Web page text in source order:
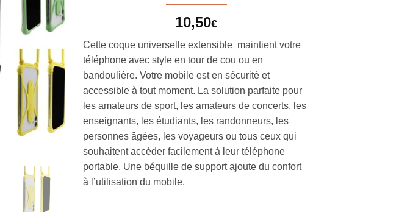
10,50€
Cette coque universelle extensible maintient votre
téléphone avec style en tour de cou ou en
bandoulière. Votre mobile est en sécurité et
accessible à tout moment. La solution parfaite pour
les amateurs de sport, les amateurs de concerts, les
enseignants, les étudiants, les randonneurs, les
personnes âgées, les voyageurs ou tous ceux qui
souhaitent accéder facilement à leur téléphone
portable. Une béquille de support ajoute du confort
à l’utilisation du mobile.